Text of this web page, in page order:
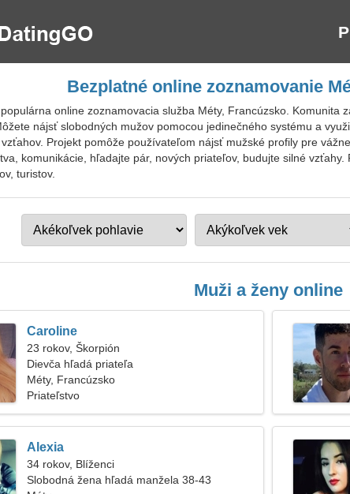
Bezplatné online zoznamovanie
online zoznamovacia služba Méty, Francúzsko. Komunita
nájsť slobodných mužov pomocou jedinečného systému a
Projekt pomôže používateľom nájsť mužské profily pre
komunikácie, hľadajte pár, nových priateľov, budujte silné
turistov.
Muži a ženy online
Caroline
23 rokov, Škorpión
Dievča hľadá priateľa
Méty, Francúzsko
Priateľstvo
Alexia
34 rokov, Blíženci
Slobodná žena hľadá manžela 38-43